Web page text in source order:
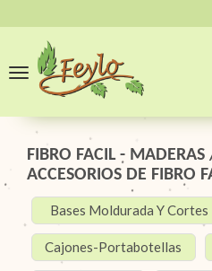
Toggle navigation
FIBRO FACIL - MADERAS
ACCESORIOS DE FIBRO
Bases Moldurada Y Cortes
Cajones-Portabotellas